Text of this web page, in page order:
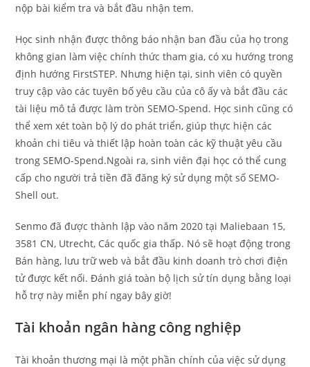
nộp bài kiểm tra và bắt đầu nhận tem.
Học sinh nhận được thông báo nhận ban đầu của họ trong
không gian làm việc chính thức tham gia, có xu hướng trong
định hướng FirstSTEP. Nhưng hiện tại, sinh viên có quyền
truy cập vào các tuyên bố yêu cầu của cô ấy và bắt đầu các
tài liệu mô tả được làm tròn SEMO-Spend. Học sinh cũng có
thể xem xét toàn bộ lý do phát triển, giúp thực hiện các
khoản chi tiêu và thiết lập hoàn toàn các kỹ thuật yêu cầu
trong SEMO-Spend.Ngoài ra, sinh viên đại học có thể cung
cấp cho người trả tiền đã đăng ký sử dụng một số SEMO-
Shell out.
Senmo đã được thành lập vào năm 2020 tại Maliebaan 15,
3581 CN, Utrecht, Các quốc gia thấp. Nó sẽ hoạt động trong
Bán hàng, lưu trữ web và bắt đầu kinh doanh trò chơi điện
tử được kết nối. Đánh giá toàn bộ lịch sử tín dụng bằng loại
hỗ trợ này miễn phí ngay bây giờ!
Tài khoản ngân hàng công nghiệp
Tài khoản thương mại là một phần chính của việc sử dụng